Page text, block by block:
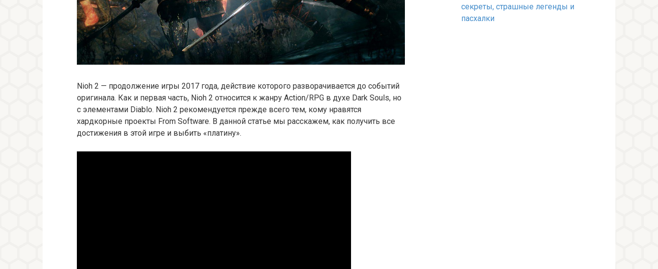
Nioh 2 — продолжение игры 2017 года, действие которого разворачивается до событий
оригинала. Как и первая часть, Nioh 2 относится к жанру Action/RPG в духе Dark Souls, но
с элементами Diablo. Nioh 2 рекомендуется прежде всего тем, кому нравятся
хардкорные проекты From Software. В данной статье мы расскажем, как получить все
достижения в этой игре и выбить «платину».
секреты, страшные легенды и
пасхалки